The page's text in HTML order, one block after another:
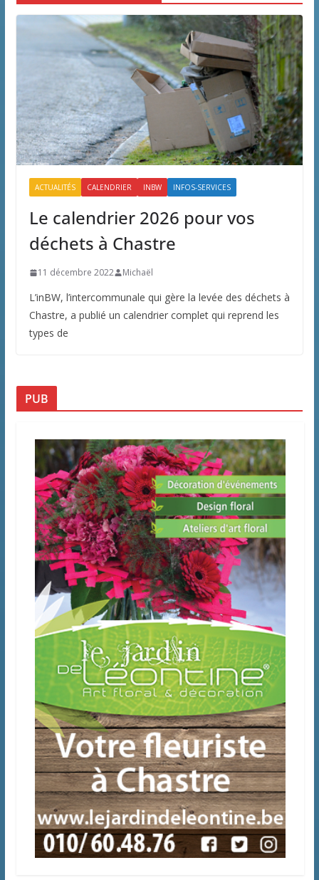
ACTUALITÉS CALENDRIER INBW INFOS-SERVICES
Le calendrier 2026 pour vos
déchets à Chastre
11 décembre 2022 Michaël
L’inBW, l’intercommunale qui gère la levée des déchets à
Chastre, a publié un calendrier complet qui reprend les
types de
PUB